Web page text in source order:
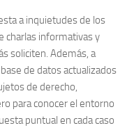
a inquietudes de los
charlas informativas y
soliciten. Además, a
de datos actualizados
de derecho,
para conocer el entorno
puntual en cada caso